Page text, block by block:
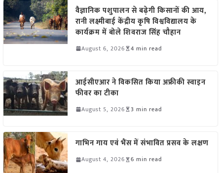
वैज्ञानिक पशुपालन से बढ़ेगी किसानों की आय,
रानी लक्ष्मीबाई केंद्रीय कृषि विश्वविद्यालय के
कार्यक्रम में बोले शिवराज सिंह चौहान
August 6, 2026 4 min read
आईसीएआर ने विकसित किया अफ्रीकी स्वाइन
फीवर का टीका
August 5, 2026 3 min read
गाभिन गाय एवं भैंस में संभावित प्रसव के लक्षण
August 4, 2026 6 min read